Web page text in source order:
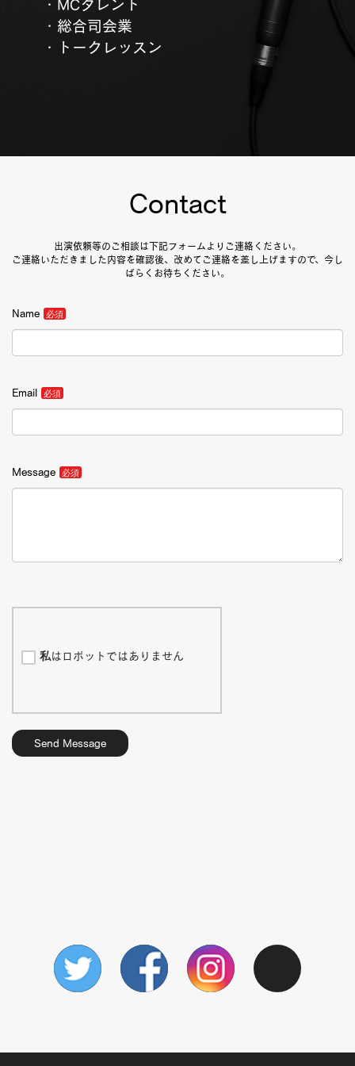
・MCタレント
・総合司会業
・トークレッスン
Contact
出演依頼等のご相談は下記フォームよりご連絡ください。
ご連絡いただきました内容を確認後、改めてご連絡を差し上げますので、今し
ばらくお待ちください。
Name
Email
Message
私はロボットではありません
Send Message